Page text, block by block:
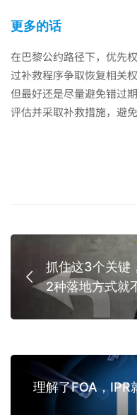
更多的话
在巴黎公约路径下，优先
过补救程序争取恢复相关权
但最好还是尽量避免错过
评估并采取补救措施，避
抓住这3个关键
2种落地方式就
理解了FOA，IPR